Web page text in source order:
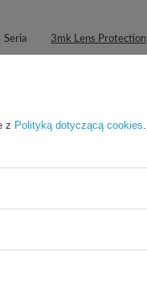
Seria 3mk Lens Protection
w cm 15,5
cm
z Polityką dotyczącą cookies